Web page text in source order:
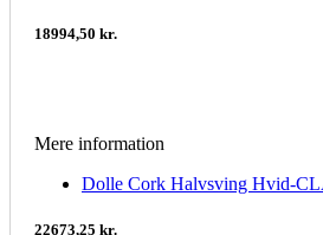
18994,50 kr.
Mere information
Dolle Cork Halvsving Hvid-
22673,25 kr.